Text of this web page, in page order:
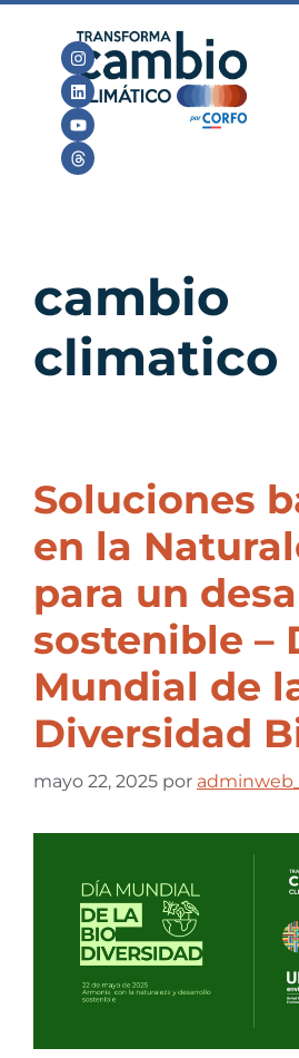
cambio
climatico
Soluciones
en la
para un
sostenible –
Mundial de
Diversidad
mayo 22, 2025 por